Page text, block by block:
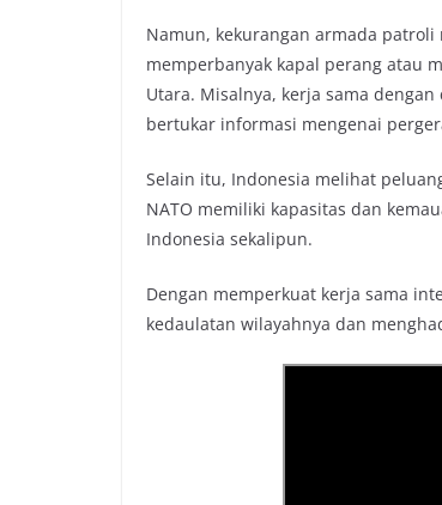
Namun, kekurangan armada
memperbanyak kapal perang atau
Utara. Misalnya, kerja sama
bertukar informasi mengenai
Selain itu, Indonesia melihat
NATO memiliki kapasitas dan
Indonesia sekalipun.
Dengan memperkuat kerja sama
kedaulatan wilayahnya dan